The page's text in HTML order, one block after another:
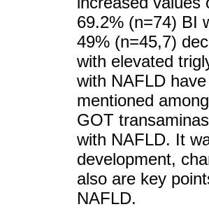
69.2% (n=74) BI
49% (n=45,7)
with elevated
with NAFLD
mentioned
GOT
with NAFLD. It
development,
also are key
NAFLD.